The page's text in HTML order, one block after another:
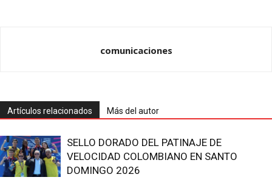
comunicaciones
Artículos relacionados Más del autor
SELLO DORADO DEL PATINAJE DE
VELOCIDAD COLOMBIANO EN SANTO
DOMINGO 2026